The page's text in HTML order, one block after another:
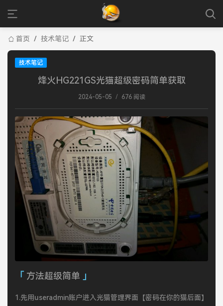
首页 / 技术笔记 / 正文
技术笔记
烽火HG221GS光猫超级密码简单获取
2024-05-05 / 676 阅读
方法超级简单
1.先用useradmin账户进入光猫管理界面【密码在你的猫后面】